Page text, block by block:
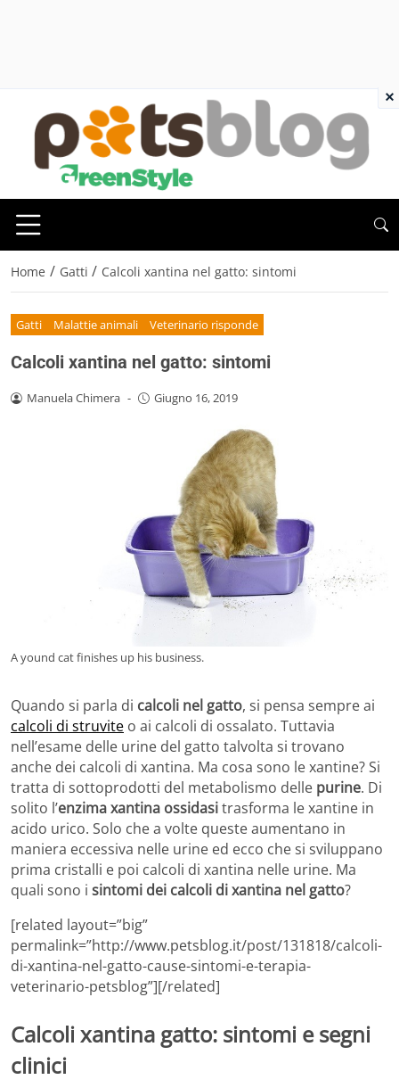
Home / Gatti / Calcoli xantina nel gatto: sintomi
Gatti Malattie animali Veterinario risponde
Calcoli xantina nel gatto: sintomi
Manuela Chimera - Giugno 16, 2019
A yound cat finishes up his business.
Quando si parla di calcoli nel gatto, si pensa sempre ai
calcoli di struvite o ai calcoli di ossalato. Tuttavia
nell’esame delle urine del gatto talvolta si trovano
anche dei calcoli di xantina. Ma cosa sono le xantine? Si
tratta di sottoprodotti del metabolismo delle purine. Di
solito l’enzima xantina ossidasitrasforma le xantine in
acido urico. Solo che a volte queste aumentano in
maniera eccessiva nelle urine ed ecco che si sviluppano
prima cristalli e poi calcoli di xantina nelle urine. Ma
quali sono i sintomi dei calcoli di xantina nel gatto?
[related layout=”big”
permalink=”http://www.petsblog.it/post/131818/calcoli-
di-xantina-nel-gatto-cause-sintomi-e-terapia-
veterinario-petsblog”][/related]
Calcoli xantina gatto: sintomi e segni
clinici
×